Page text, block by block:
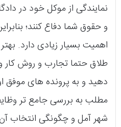
نمایندگی از موکل خود در
و حقوق شما دفاع کنند؛
اهمیت بسیار زیادی دارد.
طلاق حتما تجارب و روش کار
دهید و به پرونده های موفق
مطلب به بررسی جامع تر
شهر آمل و چگونگی انتخاب